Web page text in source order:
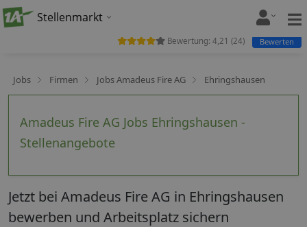
Stellenmarkt
Jobs Firmen Jobs Amadeus Fire AG Ehringshausen
Amadeus Fire AG Jobs Ehringshausen -
Stellenangebote
Bewertung: 4,21 (24) Bewerten
Jetzt bei Amadeus Fire AG in Ehringshausen
bewerben und Arbeitsplatz sichern